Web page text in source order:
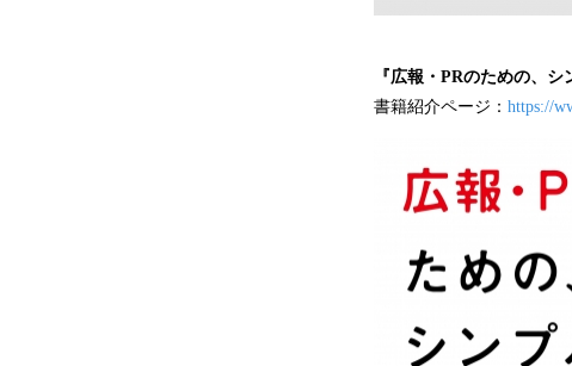
『広報・PRのための、
書籍紹介ページ： https://